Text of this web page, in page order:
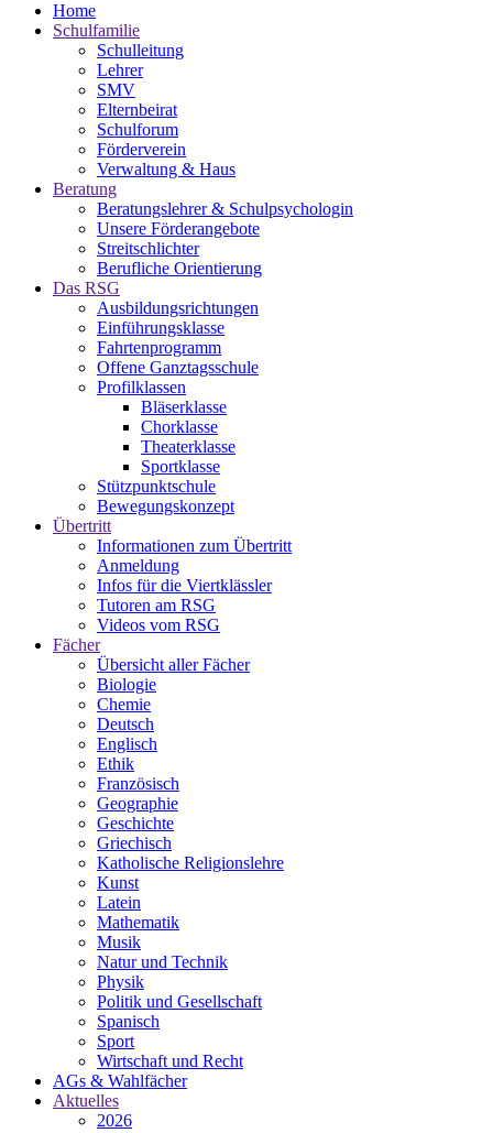
Home
Schulfamilie
Schulleitung
Lehrer
SMV
Elternbeirat
Schulforum
Förderverein
Verwaltung & Haus
Beratung
Beratungslehrer & Schulpsychologin
Unsere Förderangebote
Streitschlichter
Berufliche Orientierung
Das RSG
Ausbildungsrichtungen
Einführungsklasse
Fahrtenprogramm
Offene Ganztagsschule
Profilklassen
Bläserklasse
Chorklasse
Theaterklasse
Sportklasse
Stützpunktschule
Bewegungskonzept
Übertritt
Informationen zum Übertritt
Anmeldung
Infos für die Viertklässler
Tutoren am RSG
Videos vom RSG
Fächer
Übersicht aller Fächer
Biologie
Chemie
Deutsch
Englisch
Ethik
Französisch
Geographie
Geschichte
Griechisch
Katholische Religionslehre
Kunst
Latein
Mathematik
Musik
Natur und Technik
Physik
Politik und Gesellschaft
Spanisch
Sport
Wirtschaft und Recht
AGs & Wahlfächer
Aktuelles
2026